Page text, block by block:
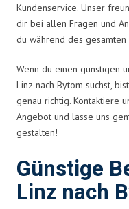
Kundenservice. Unser
dir bei allen Fragen und
du während des
Wenn du einen günstigen
Linz nach Bytom suchst,
genau richtig. Kontaktiere
Angebot und lasse uns
gestalten!
Günstige
Linz nach